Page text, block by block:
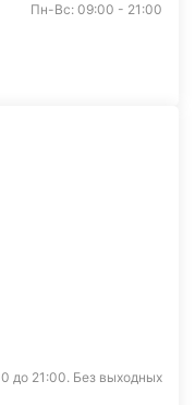
Пн-Вс: 09:00 - 21:00
до 21:00. Без выходных